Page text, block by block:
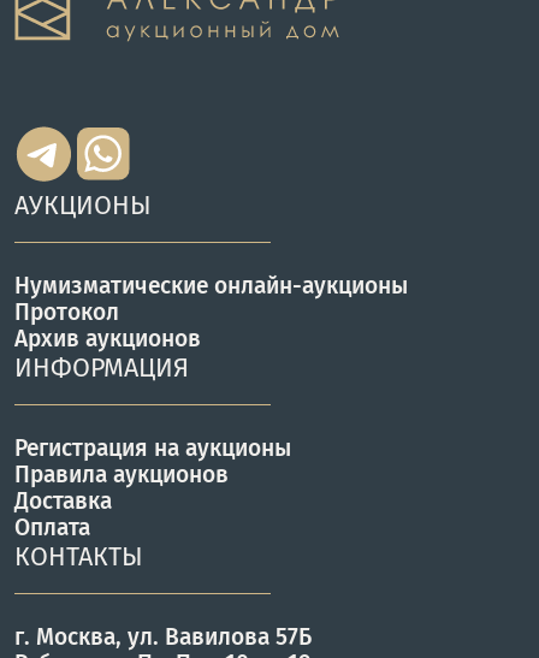
АУКЦИОНЫ
Нумизматические онлайн-аукционы
Протокол
Архив аукционов
ИНФОРМАЦИЯ
Регистрация на аукционы
Правила аукционов
Доставка
Оплата
КОНТАКТЫ
г. Москва, ул. Вавилова 57Б